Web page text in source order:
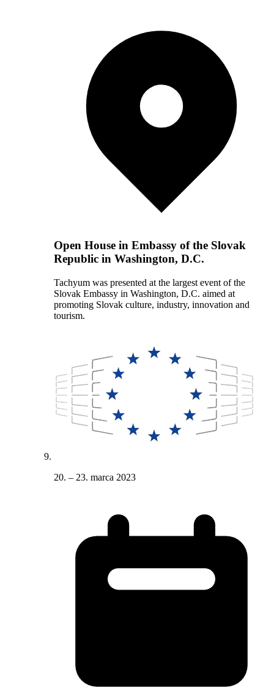
Open House in Embassy of the Slovak
Republic in Washington, D.C.
Tachyum was presented at the largest event of the
Slovak Embassy in Washington, D.C. aimed at
promoting Slovak culture, industry, innovation and
tourism.
20. – 23. marca 2023